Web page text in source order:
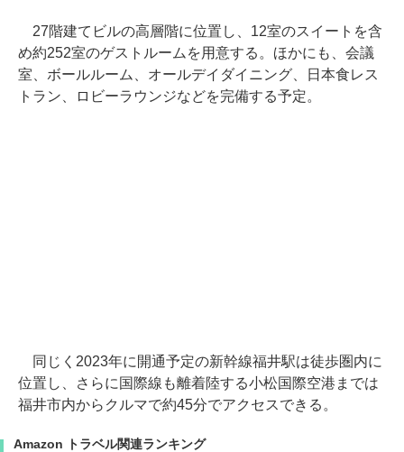
27階建てビルの高層階に位置し、12室のスイートを含
め約252室のゲストルームを用意する。ほかにも、会議
室、ボールルーム、オールデイダイニング、日本食レス
トラン、ロビーラウンジなどを完備する予定。
同じく2023年に開通予定の新幹線福井駅は徒歩圏内に
位置し、さらに国際線も離着陸する小松国際空港までは
福井市内からクルマで約45分でアクセスできる。
Amazon トラベル関連ランキング